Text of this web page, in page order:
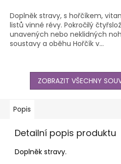
Doplněk stravy, s hořčíkem,
listů vinné révy. Pokročilý
unavených nebo neklidných
soustavy a oběhu Hořčík v...
ZOBRAZIT VŠECHNY
Popis
Detailní popis produktu
Doplněk stravy.